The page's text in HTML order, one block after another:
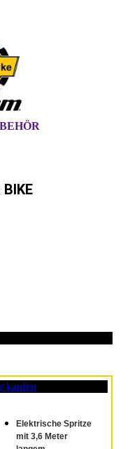
BIKE
kaufen
Elektrische Spritze
mit 3,6 Meter